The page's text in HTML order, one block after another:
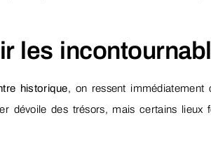
les
historique, on ressent immédiatement
dévoile des trésors, mais certains